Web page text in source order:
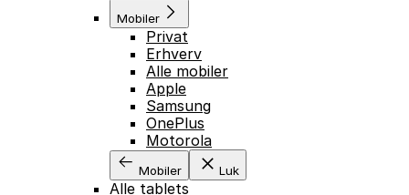
Mobiler
Privat
Erhverv
Alle mobiler
Apple
Samsung
OnePlus
Motorola
Mobiler Luk
Alle tablets